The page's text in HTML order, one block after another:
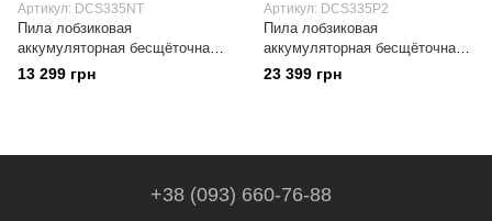
Артикул: DCS335NT
Пила лобзиковая
аккумуляторная бесщёточная
DeWALT DCS335NT
13 299 грн
Артикул: DCS335P2
Пила лобзиковая
аккумуляторная бесщёточная
DeWALT DCS335P2
23 399 грн
+38 (093) 660-76-88